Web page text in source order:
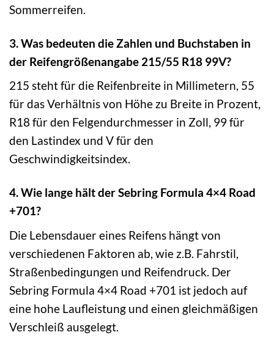
Sommerreifen.
3. Was bedeuten die Zahlen und Buchstaben in
der Reifengrößenangabe 215/55 R18 99V?
215 steht für die Reifenbreite in Millimetern, 55
für das Verhältnis von Höhe zu Breite in Prozent,
R18 für den Felgendurchmesser in Zoll, 99 für
den Lastindex und V für den
Geschwindigkeitsindex.
4. Wie lange hält der Sebring Formula 4×4 Road
+701?
Die Lebensdauer eines Reifens hängt von
verschiedenen Faktoren ab, wie z.B. Fahrstil,
Straßenbedingungen und Reifendruck. Der
Sebring Formula 4×4 Road +701 ist jedoch auf
eine hohe Laufleistung und einen gleichmäßigen
Verschleiß ausgelegt.